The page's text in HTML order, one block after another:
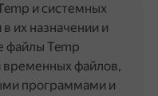
и системных
их назначении и
файлы Temp
временных файлов,
программами и